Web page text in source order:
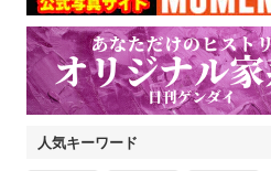
人気キーワード